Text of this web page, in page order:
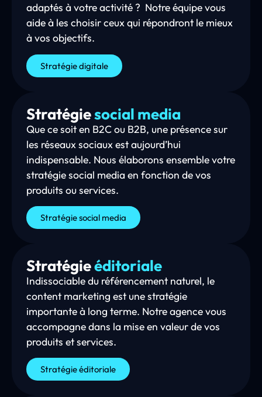
adaptés à votre activité ? Notre équipe vous
aide à les choisir ceux qui répondront le mieux
à vos objectifs.
Stratégie digitale
Stratégiesocial media
Que ce soit en B2C ou B2B, une présence sur
les réseaux sociaux est aujourd’hui
indispensable. Nous élaborons ensemble votre
stratégie social media en fonction de vos
produits ou services.
Stratégie social media
Stratégieéditoriale
Indissociable du référencement naturel, le
content marketing est une stratégie
importante à long terme. Notre agence vous
accompagne dans la mise en valeur de vos
produits et services.
Stratégie éditoriale